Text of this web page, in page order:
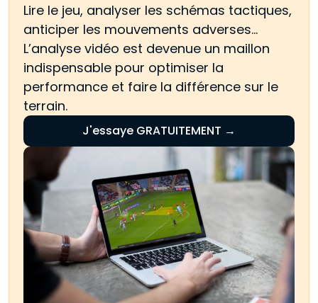
Lire le jeu, analyser les schémas tactiques,
anticiper les mouvements adverses…
L’analyse vidéo est devenue un maillon
indispensable pour optimiser la
performance et faire la différence sur le
terrain.
J'essaye GRATUITEMENT →